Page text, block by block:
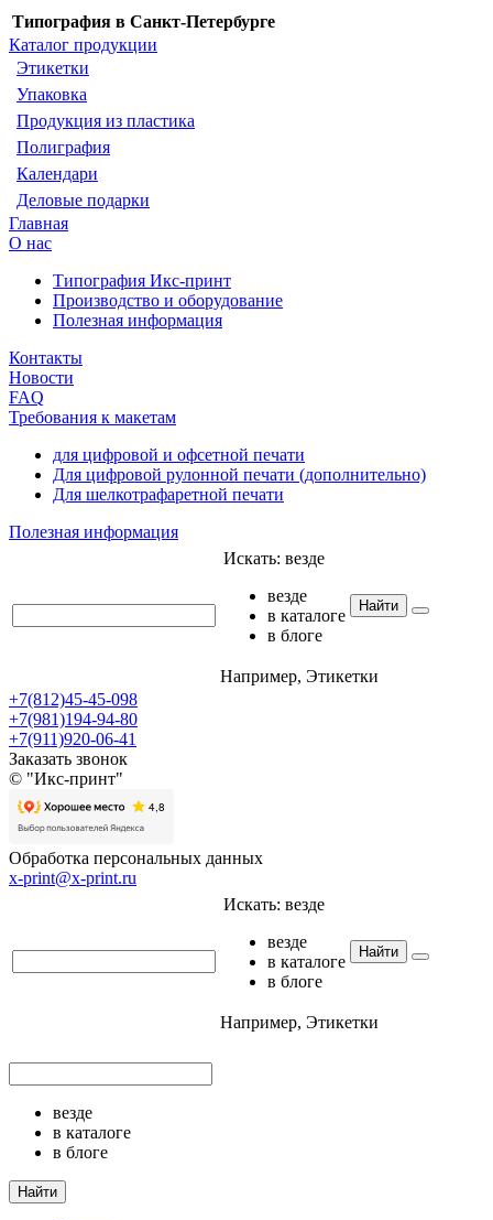
Типография в Санкт-Петербурге
Каталог продукции
Этикетки
Упаковка
Продукция из пластика
Полиграфия
Календари
Деловые подарки
Главная
О нас
Типография Икс-принт
Производство и оборудование
Полезная информация
Контакты
Новости
FAQ
Требования к макетам
для цифровой и офсетной печати
Для цифровой рулонной печати (дополнительно)
Для шелкотрафаретной печати
Полезная информация
Искать: везде
везде
в каталоге
в блоге
Найти
Например, Этикетки
+7(812)45-45-098
+7(981)194-94-80
+7(911)920-06-41
Заказать звонок
© "Икс-принт"
Обработка персональных данных
x-print@x-print.ru
Искать: везде
везде
в каталоге
в блоге
Найти
Например, Этикетки
везде
в каталоге
в блоге
Найти